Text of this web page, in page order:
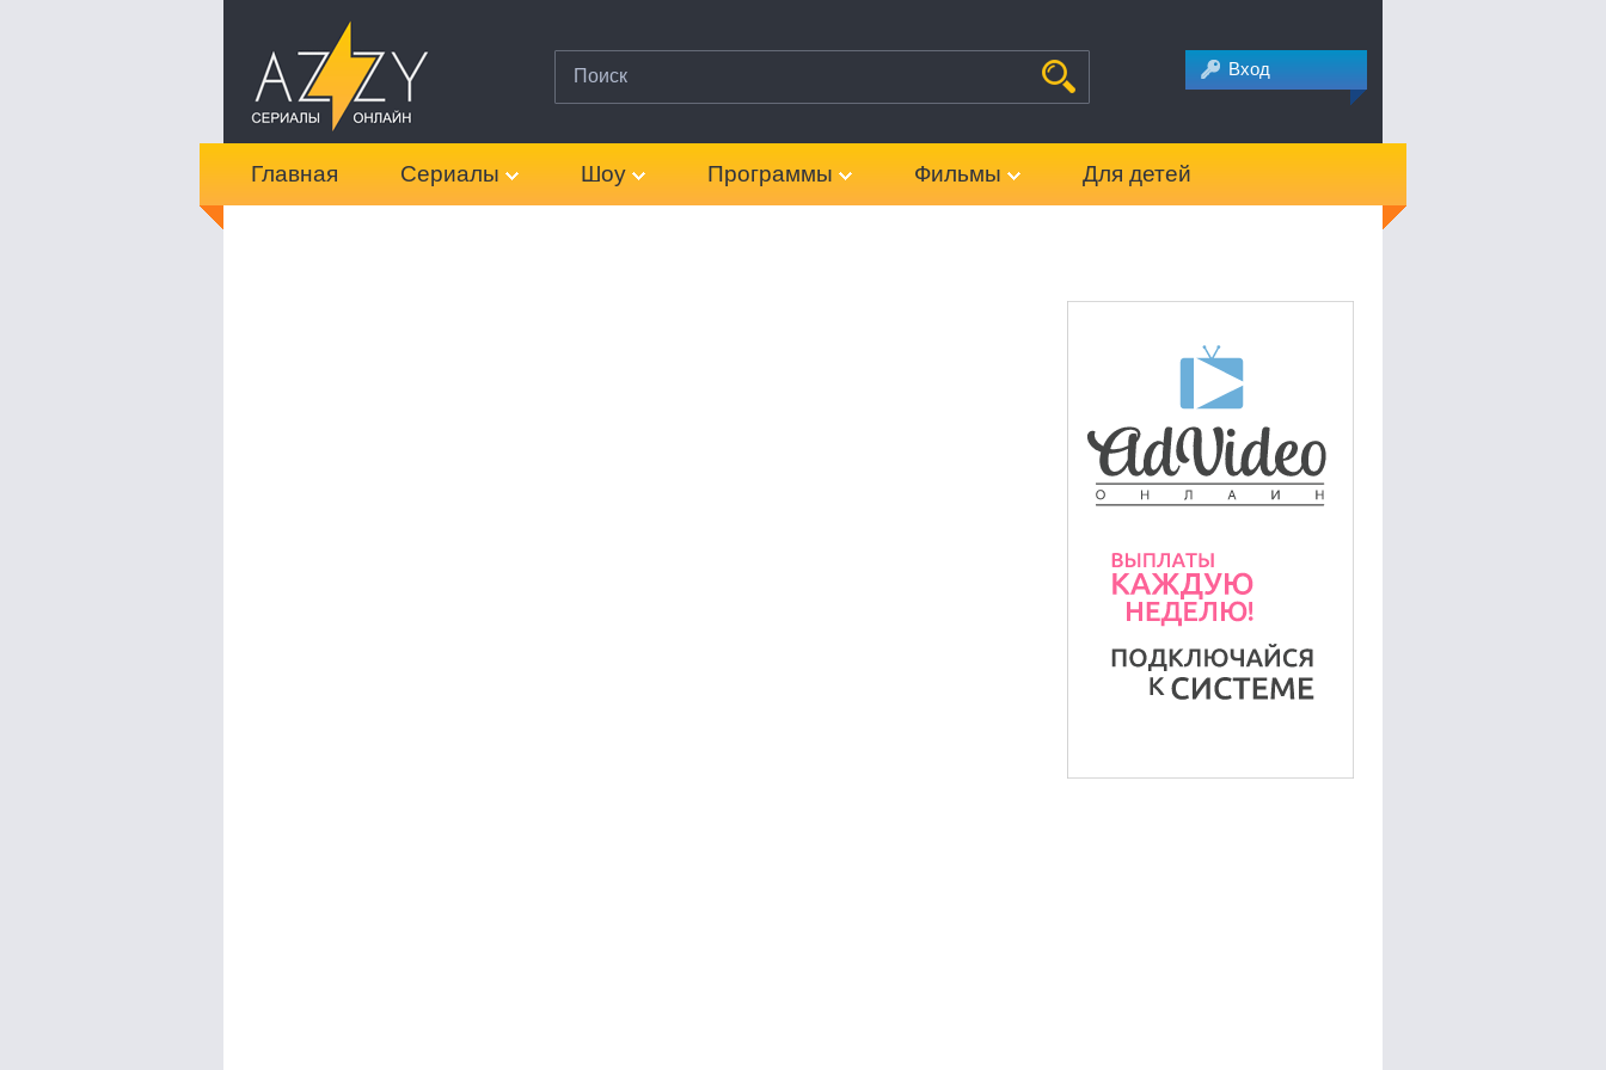
Вход
Главная Сериалы Шоу Программы Фильмы Для детей